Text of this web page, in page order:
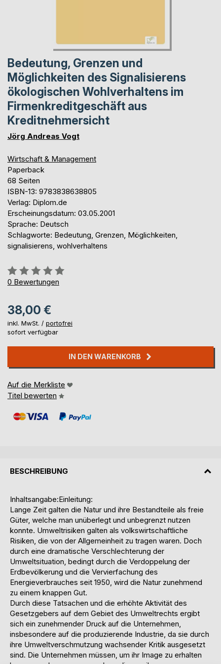
Bedeutung, Grenzen und
Möglichkeiten des Signalisierens
ökologischen Wohlverhaltens im
Firmenkreditgeschäft aus
Kreditnehmersicht
Jörg Andreas Vogt
Wirtschaft & Management
Paperback
68 Seiten
ISBN-13: 9783838638805
Verlag: Diplom.de
Erscheinungsdatum: 03.05.2001
Sprache: Deutsch
Schlagworte: Bedeutung, Grenzen, Möglichkeiten,
signalisierens, wohlverhaltens
Bewertung::
0%
0 Bewertungen
38,00 €
inkl. MwSt. / portofrei
sofort verfügbar
IN DEN WARENKORB
Auf die Merkliste
Titel bewerten
BESCHREIBUNG
Inhaltsangabe:Einleitung:
Lange Zeit galten die Natur und ihre Bestandteile als freie
Güter, welche man unüberlegt und unbegrenzt nutzen
konnte. Umweltrisiken galten als volkswirtschaftliche
Risiken, die von der Allgemeinheit zu tragen waren. Doch
durch eine dramatische Verschlechterung der
Umweltsituation, bedingt durch die Verdoppelung der
Erdbevölkerung und die Vervierfachung des
Energieverbrauches seit 1950, wird die Natur zunehmend
zu einem knappen Gut.
Durch diese Tatsachen und die erhöhte Aktivität des
Gesetzgebers auf dem Gebiet des Umweltrechts ergibt
sich ein zunehmender Druck auf die Unternehmen,
insbesondere auf die produzierende Industrie, da sie durch
ihre Umweltverschmutzung wachsender Kritik ausgesetzt
sind. Die Unternehmen müssen, um ihr Image zu erhalten